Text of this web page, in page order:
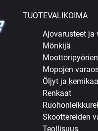
TUOTEVALIKOIMA
Ajovarusteet ja
Mönkijä
Mopojen
Öljyt ja
Renkaat
Skoottereiden
Teollisuus